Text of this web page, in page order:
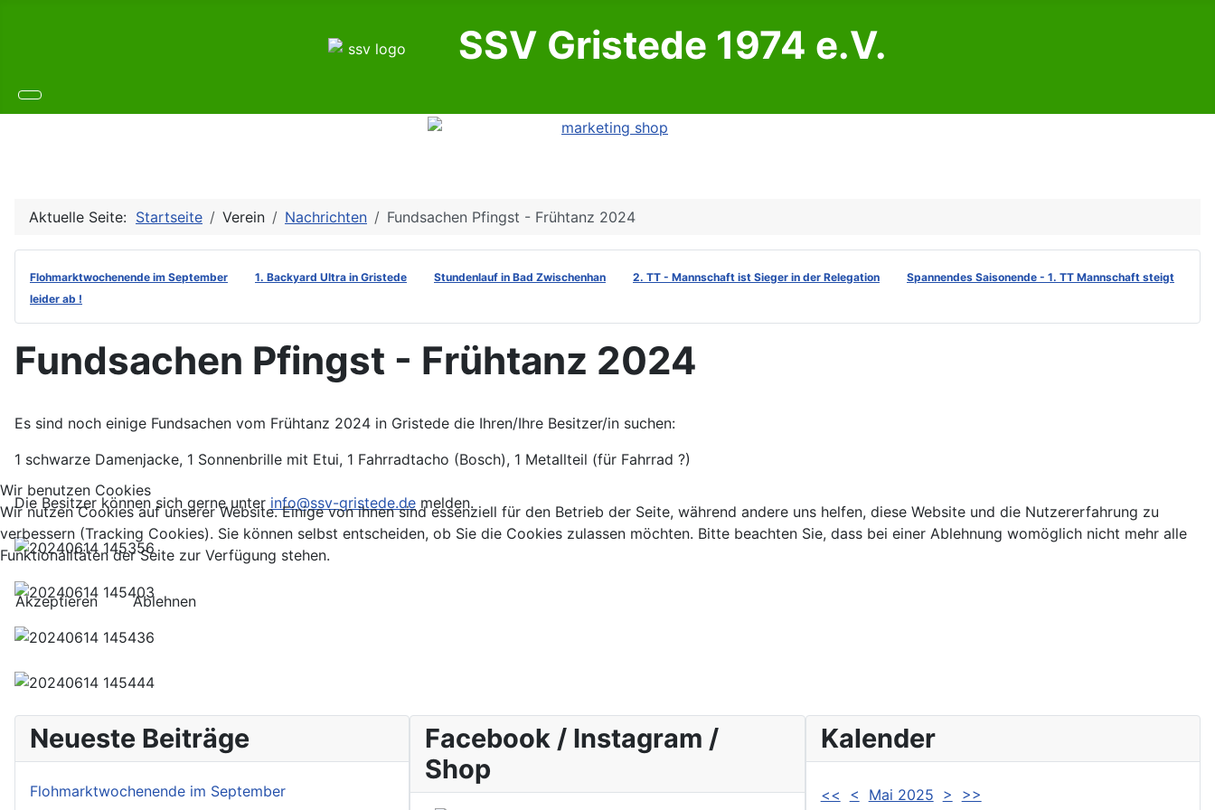
SSV Gristede 1974 e.V.
Aktuelle Seite: Startseite Verein Nachrichten Fundsachen Pfingst - Frühtanz 2024
Flohmarktwochenende im September 1. Backyard Ultra in Gristede Stundenlauf in Bad Zwischenhan 2. TT - Mannschaft ist Sieger in der Relegation
Spannendes Saisonende - 1. TT Mannschaft steigt
leider ab !
Fundsachen Pfingst - Frühtanz 2024
Es sind noch einige Fundsachen vom Frühtanz 2024 in Gristede die Ihren/Ihre Besitzer/in suchen:
1 schwarze Damenjacke, 1 Sonnenbrille mit Etui, 1 Fahrradtacho (Bosch), 1 Metallteil (für Fahrrad ?)
Die Besitzer können sich gerne unter info@ssv-gristede.de melden.
Neueste Beiträge
Flohmarktwochenende im September
Facebook / Instagram /
Shop
Kalender
<< < Mai 2025 > >>
Wir benutzen Cookies
Wir nutzen Cookies auf unserer Website. Einige von ihnen sind essenziell für den Betrieb der Seite, während andere uns helfen, diese Website und die Nutzererfahrung zu
verbessern (Tracking Cookies). Sie können selbst entscheiden, ob Sie die Cookies zulassen möchten. Bitte beachten Sie, dass bei einer Ablehnung womöglich nicht mehr alle
Funktionalitäten der Seite zur Verfügung stehen.
Akzeptieren Ablehnen